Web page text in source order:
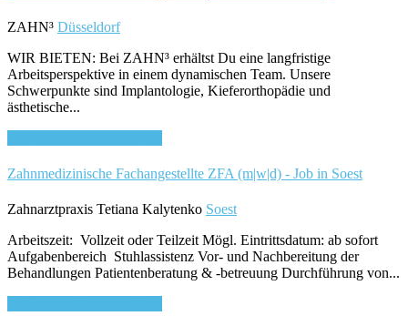
ZAHN³ Düsseldorf
WIR BIETEN: Bei ZAHN³ erhältst Du eine langfristige
Arbeitsperspektive in einem dynamischen Team. Unsere
Schwerpunkte sind Implantologie, Kieferorthopädie und
ästhetische...
Zahnmedizinische Fachangestellte ZFA (m|w|d) - Job in Soest
Zahnarztpraxis Tetiana Kalytenko Soest
Arbeitszeit: Vollzeit oder Teilzeit Mögl. Eintrittsdatum: ab sofort
Aufgabenbereich Stuhlassistenz Vor- und Nachbereitung der
Behandlungen Patientenberatung & -betreuung Durchführung von...